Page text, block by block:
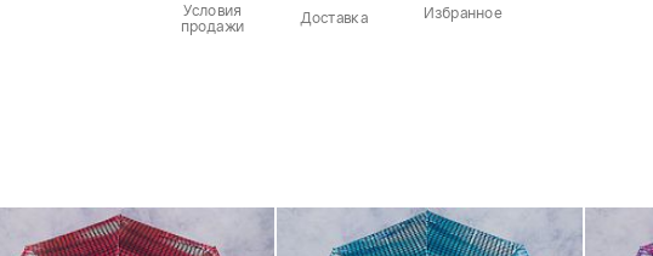
Условия
продажи
Доставка Избранное